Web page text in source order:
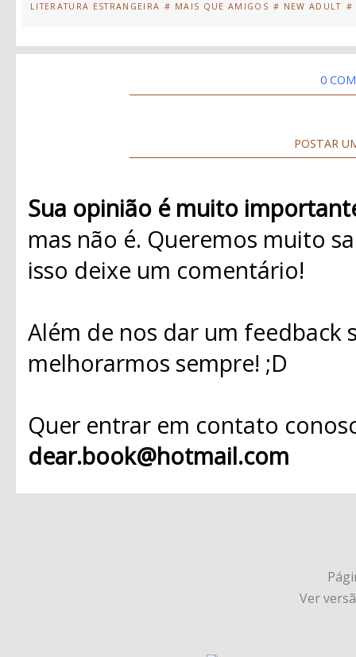
LITERATURA ESTRANGEIRA # MAIS QUE AMIGOS # NEW ADULT #
0
POSTAR
Sua opinião é muito
mas não é. Queremos muito
isso deixe um comentário!
Além de nos dar um
melhorarmos sempre! ;D
Quer entrar em contato
dear.book@hotmail.com
Ver